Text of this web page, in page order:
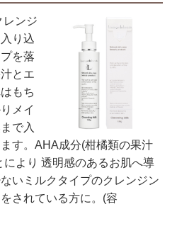
レンジ
り込
を落
とエ
もち
メイ
で入
す。AHA成分(柑橘類の果汁
により 透明感のあるお肌へ導
いミルクタイプのクレンジン
されている方に。(容